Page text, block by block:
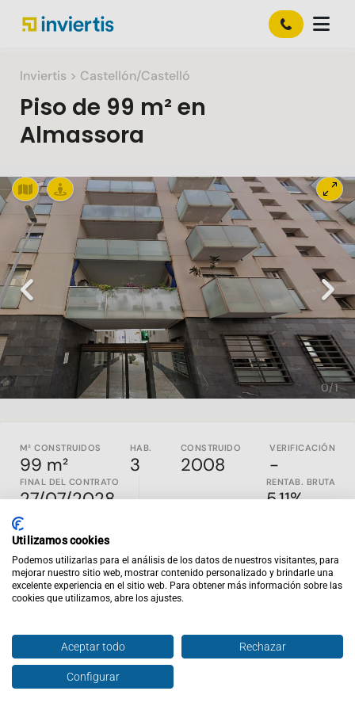
Inviertis > Castellón/Castelló
Piso de 99 m² en
Almassora
0/1
Previous Next
M² CONSTRUIDOS
99 m²
HAB.
3
CONSTRUIDO
2008
VERIFICACIÓN
-
FINAL DEL CONTRATO
27/07/2028
RENTAB. BRUTA
5.11%
Piso actualmente alquilado a un inquilino al corriente de
pago, con ingresos en curso y plaza de garaje y trastero
incluidos en el arrendamiento.
Ubicada en la segunda planta de un edificio construido en
2008, la vivienda dispone de86,08 m² útiles
habitaciones y un baño, ofreciendo una configuración
funcional para un alquiler residencial estable.
El activo incorporaplaza de garaje y trastero
que complementan la vivienda y amplían el valor del conjunto
Enviar oferta
Utilizamos cookies
Podemos utilizarlas para el análisis de los datos de nuestros visitantes, para
mejorar nuestro sitio web, mostrar contenido personalizado y brindarle una
excelente experiencia en el sitio web. Para obtener más información sobre las
cookies que utilizamos, abre los ajustes.
Aceptar todo Rechazar
Configurar